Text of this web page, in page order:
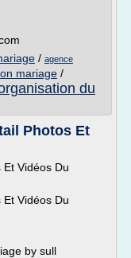
/ agence
mariage /
du
Photos Et
Vidéos Du
Vidéos Du
by sull